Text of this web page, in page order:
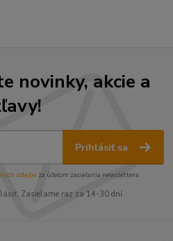
novinky, akcie a
Prihlásiť sa
údajov za účelom zasielania newslettera.
Zasielame raz za 14-30 dní.